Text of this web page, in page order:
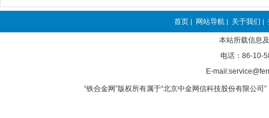
首页 | 网站导航 | 关于我们 |
本站所载信息
电话：86-10-
E-
“铁合金网”版权所有属于“北京中金网信科技股份有限公司